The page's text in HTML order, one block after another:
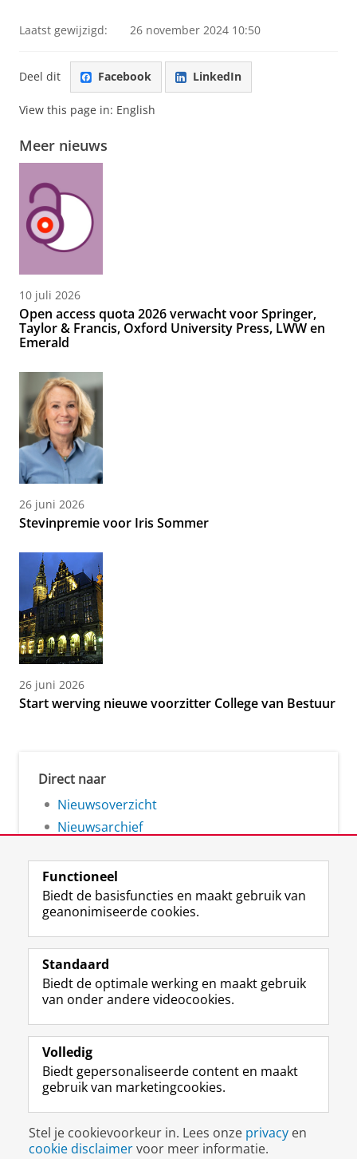
Laatst gewijzigd: 26 november 2024 10:50
Deel dit Facebook LinkedIn
View this page in: English
Meer nieuws
10 juli 2026
Open access quota 2026 verwacht voor Springer,
Taylor & Francis, Oxford University Press, LWW en
Emerald
26 juni 2026
Stevinpremie voor Iris Sommer
26 juni 2026
Start werving nieuwe voorzitter College van Bestuur
Direct naar
Nieuwsoverzicht
Nieuwsarchief
Volg de RUG
F
a
e
b
o
p
a
i
n
a
L
i
k
e
I
-
p
g
i
n
R
S
-
f
e
R
k
s
u
I
n
t
r
m
c
c
o
Y
o
T
e
k
a
a
Studiekiezers
Alumni
Over ons
Disclaimer & Copyright
Inloggen
Functioneel
Biedt de basisfuncties en maakt gebruik van
geanonimiseerde cookies.
Standaard
Biedt de optimale werking en maakt gebruik
van onder andere videocookies.
Volledig
Biedt gepersonaliseerde content en maakt
gebruik van marketingcookies.
Stel je cookievoorkeur in. Lees onze privacy en
cookie disclaimervoor meer informatie.